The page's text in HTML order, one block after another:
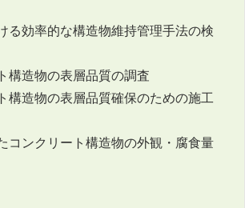
る効率的な構造物維持管理手法の検
構造物の表層品質の調査
構造物の表層品質確保のための施工
コンクリート構造物の外観・腐食量